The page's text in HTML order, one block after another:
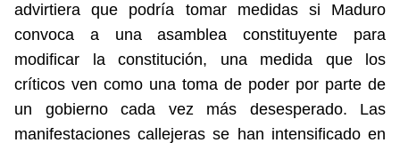
advirtiera que podría tomar medidas si Maduro
convoca a una asamblea constituyente para
modificar la constitución, una medida que los
críticos ven como una toma de poder por parte de
un gobierno cada vez más desesperado. Las
manifestaciones callejeras se han intensificado en